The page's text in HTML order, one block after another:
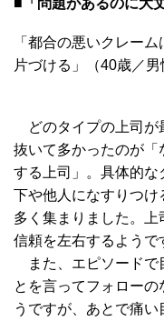
「都合の悪いクレー
片づける」（40歳／男
どのタイプの上司が
抜いて多かったのが
する上司」。具体的
下や他人になすりつ
多く集まりました。
信頼を左右するようで
また、エピソードで
とを言ってフォロー
うですが、あとで痛